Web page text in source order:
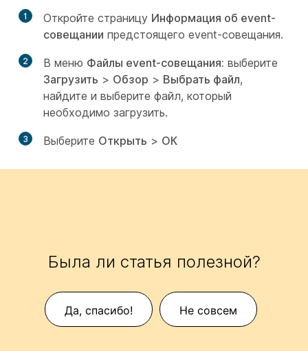
1 Откройте страницу Информация об event-
совещании предстоящего event-совещания.
2 В меню Файлы event-совещания: выберите
Загрузить > Обзор > Выбрать файл,
найдите и выберите файл, который
необходимо загрузить.
3 Выберите Открыть > ОК
Была ли статья полезной?
Да, спасибо! Не совсем